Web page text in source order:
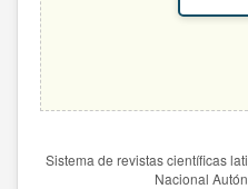
Sistema de revistas científicas
Nacional